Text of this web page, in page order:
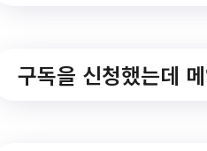
주시문화스포츠센터&송
구독을 신청했는데